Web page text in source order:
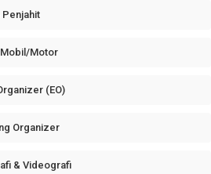
Penjahit
Mobil/Motor
(EO)
Organizer
& Videografi